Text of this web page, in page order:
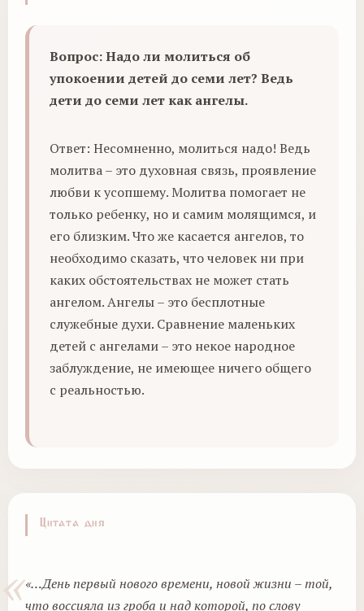
Вопрос: Надо ли молиться об
упокоении детей до семи лет? Ведь
дети до семи лет как ангелы.
Ответ: Несомненно, молиться надо! Ведь
молитва – это духовная связь, проявление
любви к усопшему. Молитва помогает не
только ребенку, но и самим молящимся, и
его близким. Что же касается ангелов, то
необходимо сказать, что человек ни при
каких обстоятельствах не может стать
ангелом. Ангелы – это бесплотные
служебные духи. Сравнение маленьких
детей с ангелами – это некое народное
заблуждение, не имеющее ничего общего
с реальностью.
Цитата дня
«…День первый нового времени, новой жизни – той,
что воссияла из гроба и над которой, по слову